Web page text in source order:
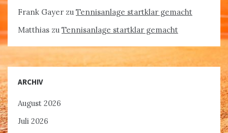
Frank Gayer zu Tennisanlage startklar gemacht
Matthias zu Tennisanlage startklar gemacht
ARCHIV
August 2026
Juli 2026